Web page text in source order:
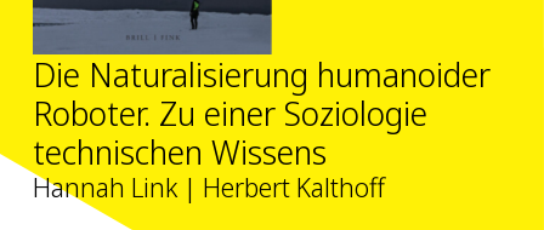
Die Naturalisierung humanoider
Roboter. Zu einer Soziologie
technischen Wissens
Hannah Link | Herbert Kalthoff